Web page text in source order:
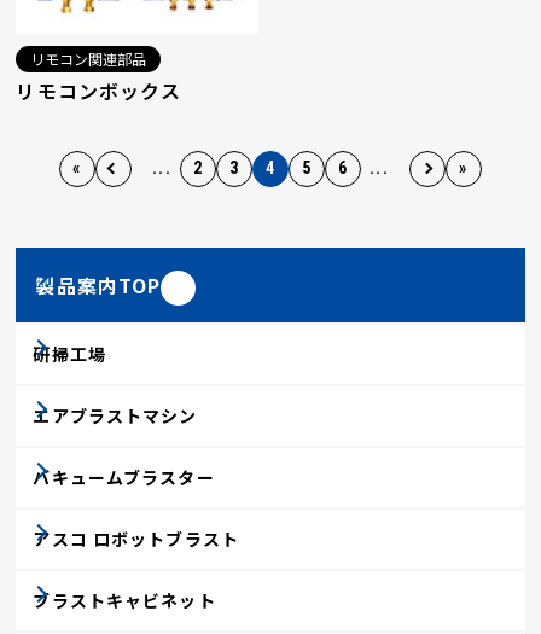
リモコン関連部品
リモコンボックス
« ... 2 3 4 5 6 ... »
製品案内TOP
研掃工場
エアブラストマシン
バキュームブラスター
アスコ ロボットブラスト
ブラストキャビネット